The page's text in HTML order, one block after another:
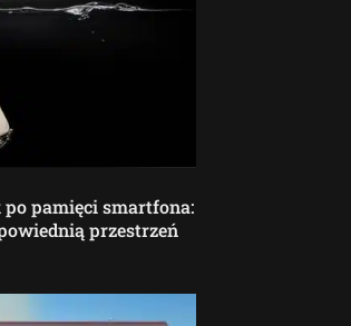
pamięci smartfona:
przestrzeń